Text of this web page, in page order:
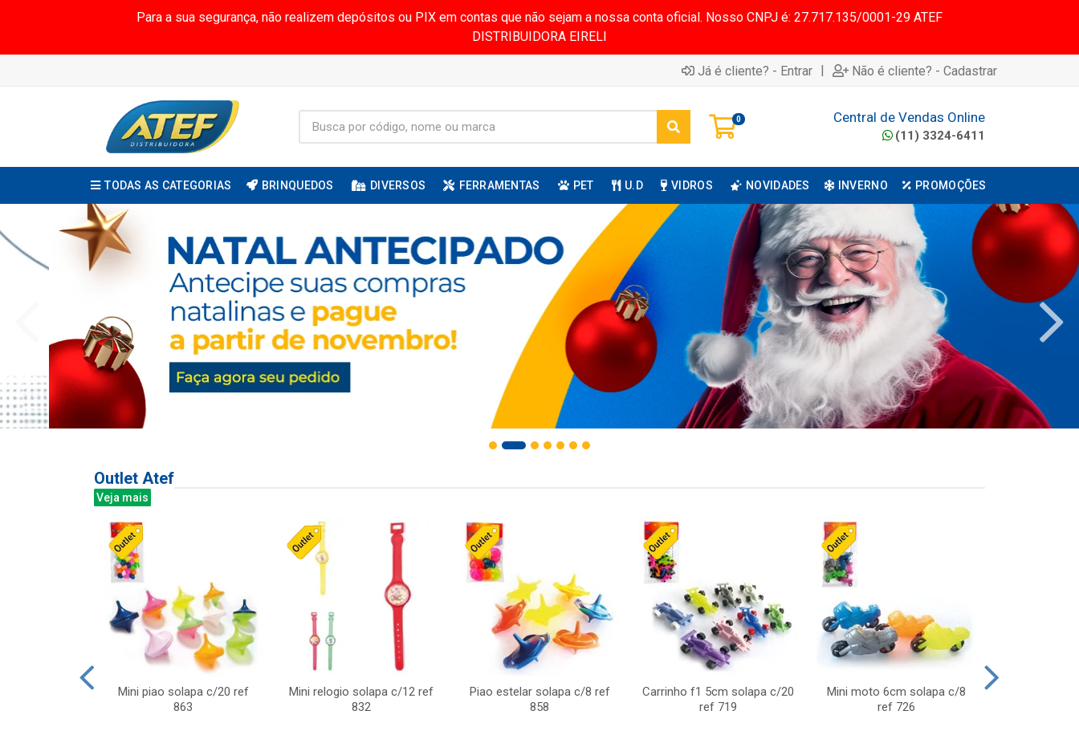
Para a sua segurança, não realizem depósitos ou PIX em contas que não sejam a nossa conta oficial. Nosso CNPJ é: 27.717.135/0001-29 ATEF
DISTRIBUIDORA EIRELI
Já é cliente? - Entrar | Não é cliente? - Cadastrar
0 Central de Vendas Online
(11) 3324-6411
TODAS AS CATEGORIAS BRINQUEDOS DIVERSOS FERRAMENTAS PET U.D VIDROS NOVIDADES INVERNO PROMOÇÕES
Outlet Atef
Veja mais
Mini piao solapa c/20 ref
863
Mini relogio solapa c/12 ref
832
Piao estelar solapa c/8 ref
858
Carrinho f1 5cm solapa c/20
ref 719
Mini moto 6cm solapa c/8
ref 726